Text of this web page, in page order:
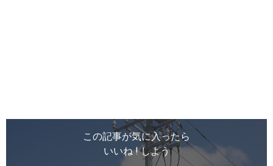
この記事が気に入ったら
いいね ! しよう